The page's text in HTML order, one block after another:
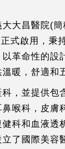
大昌醫院(簡
式啟用，秉
革命性的設
暖，舒適和
，並提供包
喉科，皮膚
科和血液透
了國際美容